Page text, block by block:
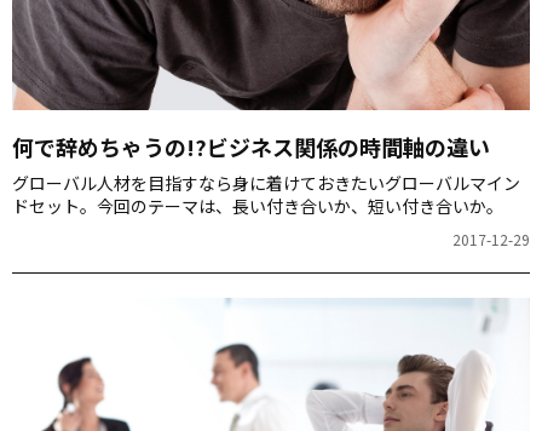
何で辞めちゃうの!?ビジネス関係の時間軸の違い
グローバル人材を目指すなら身に着けておきたいグローバルマイン
ドセット。今回のテーマは、長い付き合いか、短い付き合いか。
2017-12-29